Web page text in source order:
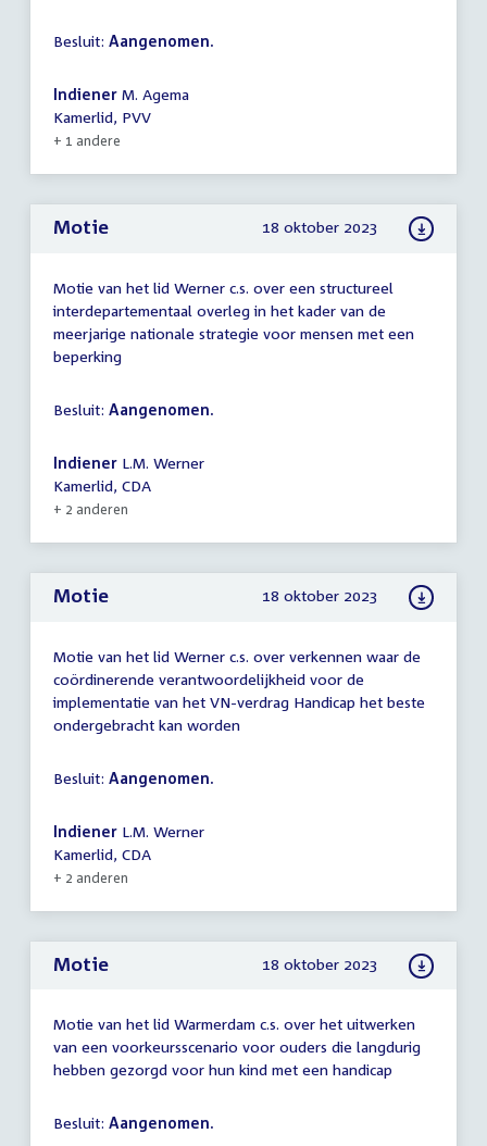
Besluit: Aangenomen.
Indiener M. Agema
Kamerlid, PVV
+ 1 andere
Motie 18 oktober 2023
Motie van het lid Werner c.s. over een structureel
interdepartementaal overleg in het kader van de
meerjarige nationale strategie voor mensen met een
beperking
Besluit: Aangenomen.
Indiener L.M. Werner
Kamerlid, CDA
+ 2 anderen
Motie 18 oktober 2023
Motie van het lid Werner c.s. over verkennen waar de
coördinerende verantwoordelijkheid voor de
implementatie van het VN-verdrag Handicap het beste
ondergebracht kan worden
Besluit: Aangenomen.
Indiener L.M. Werner
Kamerlid, CDA
+ 2 anderen
Motie 18 oktober 2023
Motie van het lid Warmerdam c.s. over het uitwerken
van een voorkeursscenario voor ouders die langdurig
hebben gezorgd voor hun kind met een handicap
Besluit: Aangenomen.